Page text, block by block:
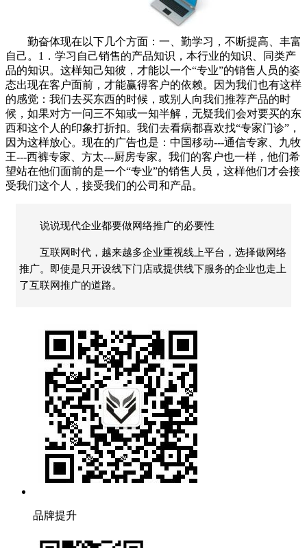
勤奋体现在以下几个方面：一、勤学习，不断提高、丰富
自己。1．学习自己销售的产品知识，本行业的知识、同类产
品的知识。这样知己知彼，才能以一个“专业”的销售人员的姿
态出现在客户面前，才能赢得客户的依赖。因为我们也有这样
的感觉：我们去买东西的时候，或别人向我们推荐产品的时
候，如果对方一问三不知或一知半解，无疑我们会对要买的东
西和这个人的印象打折扣。我们去看病都喜欢找“专家门诊”，
因为这样放心。现在的广告也是：中国移动---通信专家、九牧
王---西裤专家、方太---厨房专家。我们的客户也一样，他们希
望站在他们面前的是一个“专业”的销售人员，这样他们才会接
受我们这个人，接受我们的公司和产品。
说说现代企业都要做网络推广的必要性
互联网时代，越来越多企业重视线上平台，选择做网络
推广。即使是只开设线下门店或提供线下服务的企业也走上
了互联网推广的道路。
品牌提升